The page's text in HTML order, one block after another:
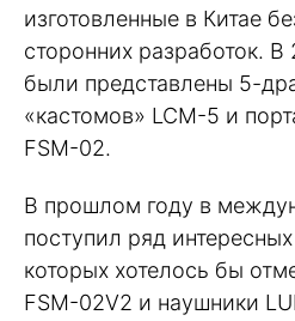
изготовленные в Китае
сторонних разработок. В
были представлены 5-
«кастомов» LCM-5 и
FSM-02.
В прошлом году в
поступил ряд
которых хотелось бы
FSM-02V2 и наушники